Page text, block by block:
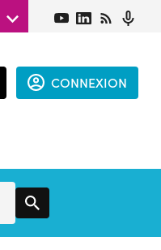
CONNEXION